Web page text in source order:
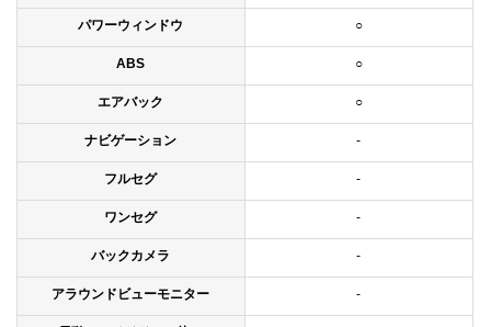
パワーウィンドウ ○
ABS ○
エアバック ○
ナビゲーション -
フルセグ -
ワンセグ -
バックカメラ -
アラウンドビューモニター -